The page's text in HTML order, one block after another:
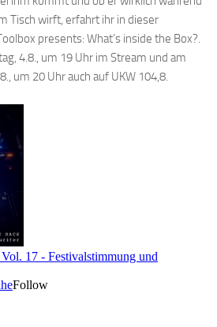
Tisch wirft, erfahrt ihr in dieser
presents: What’s inside the Box?.
4.8., um 19 Uhr im Stream und am
um 20 Uhr auch auf UKW 104,8.